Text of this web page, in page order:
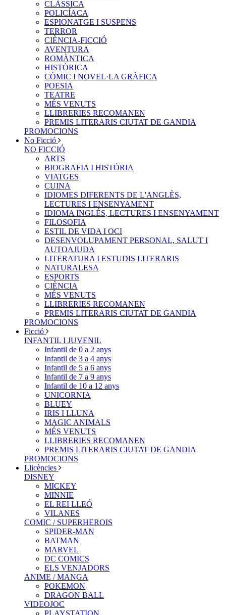
CLÀSSICA
POLICÍACA
ESPIONATGE I SUSPENS
TERROR
CIÈNCIA-FICCIÓ
AVENTURA
ROMÀNTICA
HISTÒRICA
CÒMIC I NOVEL·LA GRÀFICA
POESIA
TEATRE
MÉS VENUTS
LLIBRERIES RECOMANEN
PREMIS LITERARIS CIUTAT DE GANDIA
PROMOCIONS
No Ficció
NO FICCIÓ
ARTS
BIOGRAFIA I HISTÓRIA
VIATGES
CUINA
IDIOMES DIFERENTS DE L'ANGLÈS,
LECTURES I ENSENYAMENT
IDIOMA INGLÉS, LECTURES I ENSENYAMENT
FILOSOFIA
ESTIL DE VIDA I OCI
DESENVOLUPAMENT PERSONAL, SALUT I
AUTOAJUDA
LITERATURA I ESTUDIS LITERARIS
NATURALESA
ESPORTS
CIÈNCIA
MÉS VENUTS
LLIBRERIES RECOMANEN
PREMIS LITERARIS CIUTAT DE GANDIA
PROMOCIONS
Ficció
INFANTIL I JUVENIL
Infantil de 0 a 2 anys
Infantil de 3 a 4 anys
Infantil de 5 a 6 anys
Infantil de 7 a 9 anys
Infantil de 10 a 12 anys
UNICORNIA
BLUEY
IRIS I LLUNA
MAGIC ANIMALS
MÉS VENUTS
LLIBRERIES RECOMANEN
PREMIS LITERARIS CIUTAT DE GANDIA
PROMOCIONS
Llicències
DISNEY
MICKEY
MINNIE
EL REI LLEÓ
VILANES
COMIC / SUPERHEROIS
SPIDER-MAN
BATMAN
MARVEL
DC COMICS
ELS VENJADORS
ANIME / MANGA
POKEMON
DRAGON BALL
VIDEOJOC
PLAYSTATION